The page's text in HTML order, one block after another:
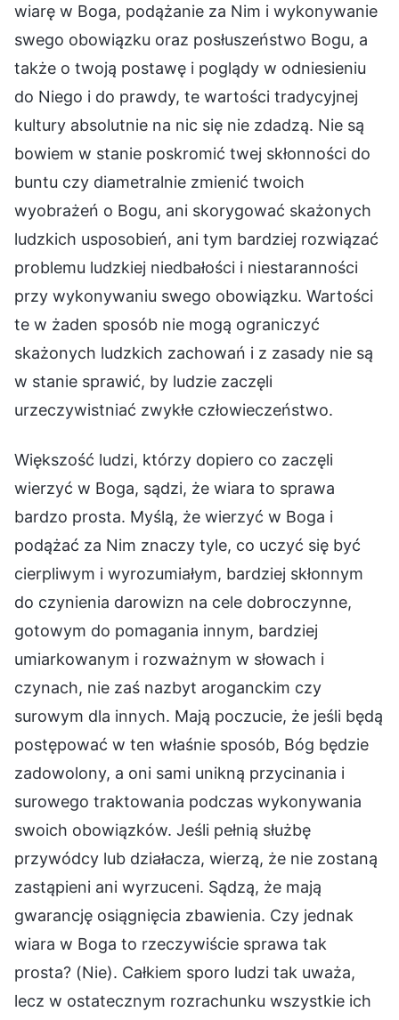
wiarę w Boga, podążanie za Nim i wykonywanie
swego obowiązku oraz posłuszeństwo Bogu, a
także o twoją postawę i poglądy w odniesieniu
do Niego i do prawdy, te wartości tradycyjnej
kultury absolutnie na nic się nie zdadzą. Nie są
bowiem w stanie poskromić twej skłonności do
buntu czy diametralnie zmienić twoich
wyobrażeń o Bogu, ani skorygować skażonych
ludzkich usposobień, ani tym bardziej rozwiązać
problemu ludzkiej niedbałości i niestaranności
przy wykonywaniu swego obowiązku. Wartości
te w żaden sposób nie mogą ograniczyć
skażonych ludzkich zachowań i z zasady nie są
w stanie sprawić, by ludzie zaczęli
urzeczywistniać zwykłe człowieczeństwo.
Większość ludzi, którzy dopiero co zaczęli
wierzyć w Boga, sądzi, że wiara to sprawa
bardzo prosta. Myślą, że wierzyć w Boga i
podążać za Nim znaczy tyle, co uczyć się być
cierpliwym i wyrozumiałym, bardziej skłonnym
do czynienia darowizn na cele dobroczynne,
gotowym do pomagania innym, bardziej
umiarkowanym i rozważnym w słowach i
czynach, nie zaś nazbyt aroganckim czy
surowym dla innych. Mają poczucie, że jeśli będą
postępować w ten właśnie sposób, Bóg będzie
zadowolony, a oni sami unikną przycinania i
surowego traktowania podczas wykonywania
swoich obowiązków. Jeśli pełnią służbę
przywódcy lub działacza, wierzą, że nie zostaną
zastąpieni ani wyrzuceni. Sądzą, że mają
gwarancję osiągnięcia zbawienia. Czy jednak
wiara w Boga to rzeczywiście sprawa tak
prosta? (Nie). Całkiem sporo ludzi tak uważa,
lecz w ostatecznym rozrachunku wszystkie ich